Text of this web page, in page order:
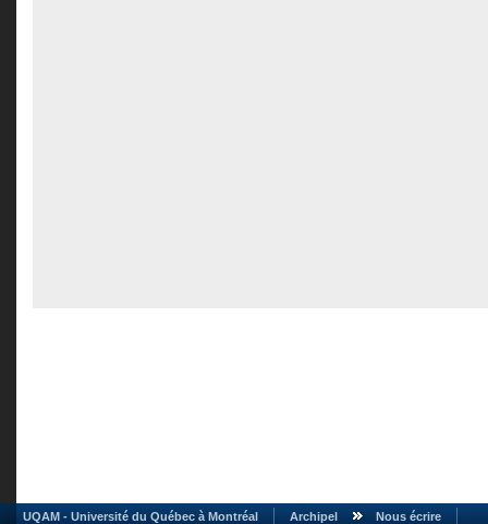
UQAM - Université du Québec à Montréal Archipel Nous écrire